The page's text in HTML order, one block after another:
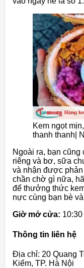
Kem ngọt
thanh thanh|
Ngoài ra, bạn cũng
riêng và bơ, sữa
và nhận được
chần chờ gì nữa,
để thưởng thức
nực cùng bạn bè
Giờ mở cửa:
Thông tin liên hệ
Địa chỉ: 20 Quang
Kiếm, TP. Hà Nội